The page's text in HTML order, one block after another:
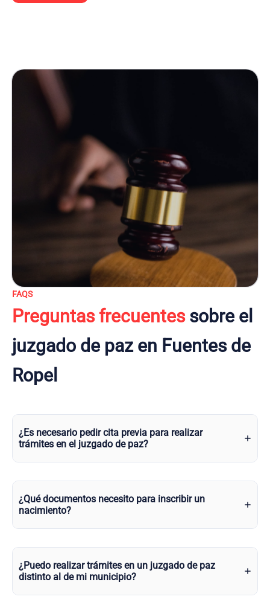
FAQS
Preguntas frecuentessobre el
juzgado de paz en Fuentes de
Ropel
¿Es necesario pedir cita previa para realizar
trámites en el juzgado de paz?
¿Qué documentos necesito para inscribir un
nacimiento?
¿Puedo realizar trámites en un juzgado de paz
distinto al de mi municipio?